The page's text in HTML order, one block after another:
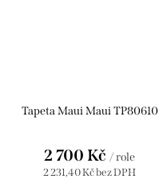
Tapeta Maui Maui TP80610
2 231,40 Kč bez DPH
2 700 Kč / role